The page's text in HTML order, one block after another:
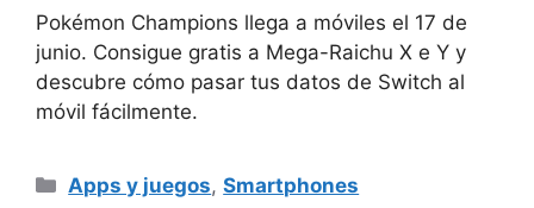
Pokémon Champions llega a móviles el 17 de
junio. Consigue gratis a Mega-Raichu X e Y y
descubre cómo pasar tus datos de Switch al
móvil fácilmente.
Categorías
Apps y juegos,Smartphones